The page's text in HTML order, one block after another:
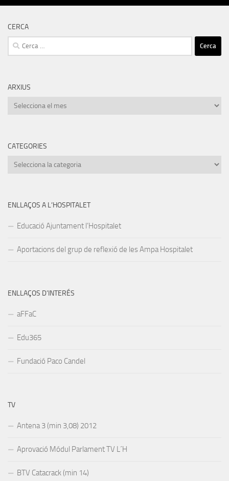
CERCA
Cerca:
ARXIUS
Arxius
CATEGORIES
Categories
ENLLAÇOS A L’HOSPITALET
Educació Ajuntament l’Hospitalet
Aportacions del grup de reflexió de les Ampa Hospitalet
ENLLAÇOS D’INTERÉS
aFFaC
Edu365
Fundació Paco Candel
TV
Antena 3 (min 3,08) 2012
Aprovació Módul Parlament TV L´H
BTV Catacrack (min 14)